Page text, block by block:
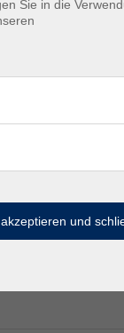
Sie in die
und